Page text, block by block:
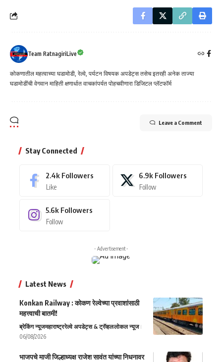
Team RatnagiriLive
कोकणातील महत्वाच्या घडामोडी, रेल्वे, पर्यटन विषयक अपडेट्स तसेच इतरही अनेक ताज्या
घडामोडींची वेगवान माहिती क्षणार्धात वाचकांपर्यत पोहचवीणारा डिजिटल प्लॅटफॉर्म
Leave a Comment
Stay Connected
2.4k Followers
Like
6.9k Followers
Follow
5.6k Followers
Follow
- Advertisement -
Latest News
Konkan Railway : कोकण रेल्वेच्या प्रवाशांसाठी
महत्त्वाची बातमी!
ब्रेकिंग न्यूजमहाराष्ट्ररेल्वे अपडेट्स & ट्रॅव्हललोकल न्यूज
06/08/2026
भाजपचे माजी जिल्हाध्यक्ष राजेश सावंत यांच्या निधनावर